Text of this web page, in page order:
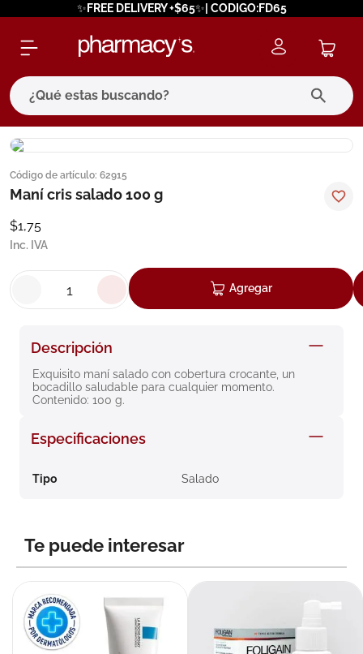
✨FREE DELIVERY +$65✨| CODIGO:FD65
¿Qué estas buscando?
Código de artículo: 62915
Maní cris salado 100 g
$1,75
Inc. IVA
Agregar
Descripción
Exquisito maní salado con cobertura crocante, un
bocadillo saludable para cualquier momento.
Contenido: 100 g.
Especificaciones
Tipo Salado
Te puede interesar
términos más buscados
1. eucerin
3
cerave
7. megacistin
8. roche posay
9. isdin
10.neumoflux